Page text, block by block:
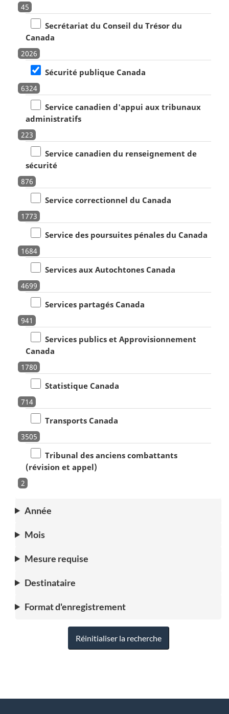
45
Secrétariat du Conseil du Trésor du
Canada
2026
Sécurité publique Canada
6324
Service canadien d'appui aux tribunaux
administratifs
223
Service canadien du renseignement de
sécurité
876
Service correctionnel du Canada
1773
Service des poursuites pénales du Canada
1684
Services aux Autochtones Canada
4699
Services partagés Canada
941
Services publics et Approvisionnement
Canada
1780
Statistique Canada
714
Transports Canada
3505
Tribunal des anciens combattants
(révision et appel)
2
Année
Mois
Mesure requise
Destinataire
Format d'enregistrement
Réinitialiser la recherche
D